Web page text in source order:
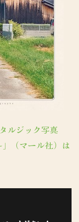
ルジック写真
」（マール社）は